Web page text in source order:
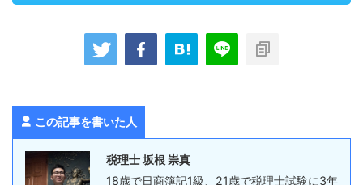
この記事を書いた人
税理士 坂根 崇真
18歳で日商簿記1級、21歳で税理士試験に3年